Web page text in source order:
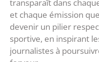
transparaît dans
et chaque émission
devenir un pilier
sportive, en inspirant
journalistes à